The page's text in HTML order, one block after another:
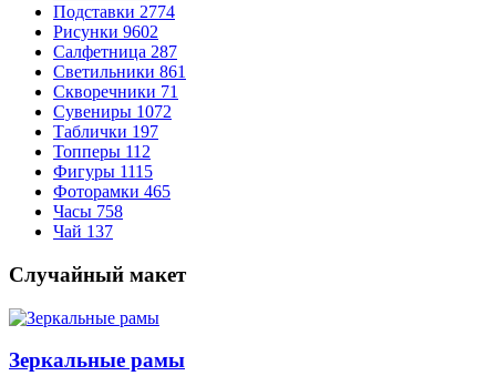
Подставки 2774
Рисунки 9602
Салфетница 287
Светильники 861
Скворечники 71
Сувениры 1072
Таблички 197
Топперы 112
Фигуры 1115
Фоторамки 465
Часы 758
Чай 137
Случайный макет
Зеркальные рамы